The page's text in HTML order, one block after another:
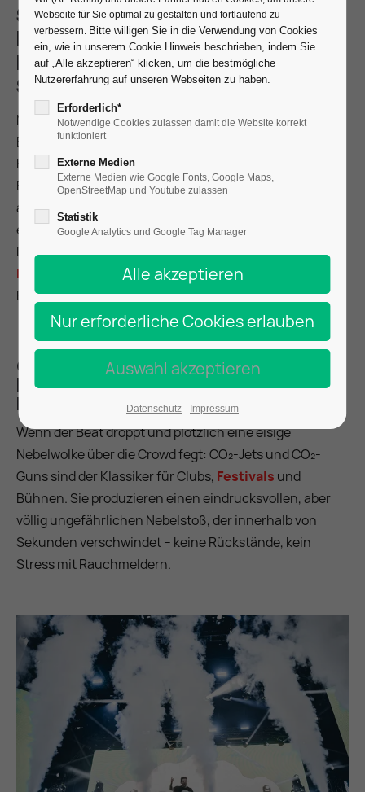
Spezialeffekte für
Events – CO₂,
Bodennebel, Konfetti &
Sparkular
Manchmal braucht es einfach ein bisschen mehr: FX-
Effekte wie CO₂-Jets, Bodennebel, Sparkular-Funken,
Konfetti-Rampen oder sogar Flammen sorgen auf
Events für echte Gänsehaut-Momente. Aber: Nicht
alles ist überall erlaubt – und manch ein Trick ist
einfacher (und sicherer) umzusetzen als gedacht.
Dieser Beitrag stellt die wichtigsten Spezialeffekte für
Bühne
, Dancefloor & Show vor und erklärt, worauf beim
Einsatz zu achten ist.
CO₂-Jets & Guns: Kalte
Nebelwelle für maximalen
Effekt
Wenn der Beat droppt und plötzlich eine eisige
Nebelwolke über die Crowd fegt: CO₂-Jets und CO₂-
Guns sind der Klassiker für Clubs, Festivals und
Bühnen. Sie produzieren einen eindrucksvollen, aber
völlig ungefährlichen Nebelstoß, der innerhalb von
Sekunden verschwindet – keine Rückstände, kein
Stress mit Rauchmeldern.
Webseite für Sie optimal zu gestalten und fortlaufend zu
verbessern. Bitte willigen Sie in die Verwendung von Cookies
ein, wie in unserem Cookie Hinweis beschrieben, indem Sie
auf „Alle akzeptieren“ klicken, um die bestmögliche
Nutzererfahrung auf unseren Webseiten zu haben.
Erforderlich*
Notwendige Cookies zulassen damit die Website korrekt
funktioniert
Externe Medien
Externe Medien wie Google Fonts, Google Maps,
OpenStreetMap und Youtube zulassen
Statistik
Google Analytics und Google Tag Manager
Datenschutz Impressum